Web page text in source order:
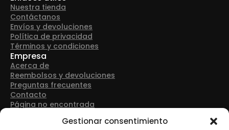
Gestionar consentimiento
Nuestra tienda
Contáctanos
Envíos y devoluciones
Política de privacidad
Términos y condiciones
Empresa
Acerca de
Reembolsos y devoluciones
Preguntas frecuentes
Contacto
Página no encontrada
Dirección: Avenida Las Retamas 50, 28922, Alcorcón